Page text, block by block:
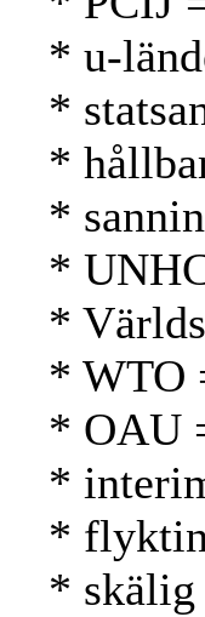
* u-
*
*
*
*
*
* WTO
* OAU
*
*
* skälig